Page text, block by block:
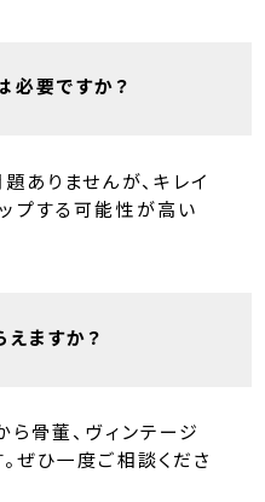
必要ですか？
ありませんが、キレイ
プする可能性が高い
ますか？
ら骨董、ヴィンテージ
ぜひ一度ご相談くださ